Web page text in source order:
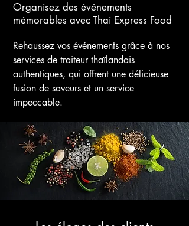
Organisez des événements
mémorables avec Thai Express Food
Rehaussez vos événements grâce à nos
services de traiteur thaïlandais
authentiques, qui offrent une délicieuse
fusion de saveurs et un service
impeccable.